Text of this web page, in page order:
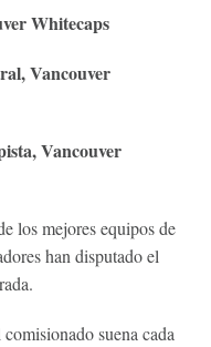
Whitecaps
Vancouver
Vancouver
los mejores equipos de
han disputado el
suena cada